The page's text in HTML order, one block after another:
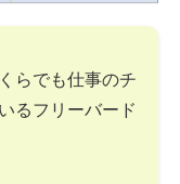
らでも仕事のチ
るフリーバード